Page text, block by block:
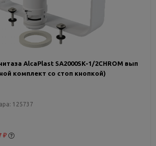
AlcaPlast SA2000SK-1/2CHROM вып
комплект со стоп кнопкой)
125737
₽